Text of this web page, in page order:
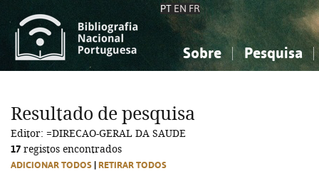
PT EN FR
Sobre Pesquisa
Ciências sociais...
Ciências sociais...
Resultado de pesquisa
Editor: =DIRECAO-GERAL DA SAUDE
17 registos encontrados
ADICIONAR TODOS RETIRAR TODOS